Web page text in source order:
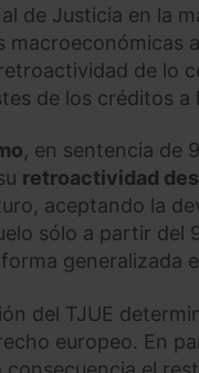
de Justicia en la
macroeconómicas
de lo
de los créditos
, en sentencia de
retroactividad
aceptando la
sólo a partir
generalizada
del TJUE
europeo. En